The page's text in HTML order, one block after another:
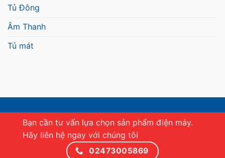
Tủ Đông
Âm Thanh
Tủ mát
Bạn cần tư vấn lựa chọn sản phẩm điện máy.
Hãy liên hệ ngay với chúng tôi
02473005869